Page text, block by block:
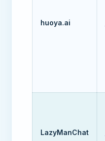
huoya.ai
LazyManChat